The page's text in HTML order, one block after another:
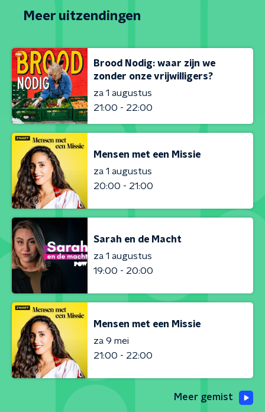
Meer uitzendingen
Brood Nodig: waar zijn we
zonder onze vrijwilligers?
za 1 augustus
21:00 - 22:00
Mensen met een Missie
za 1 augustus
20:00 - 21:00
Sarah en de Macht
za 1 augustus
19:00 - 20:00
Mensen met een Missie
za 9 mei
21:00 - 22:00
Meer gemist